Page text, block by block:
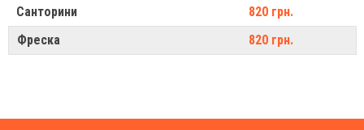
Санторини
820 грн.
Фреска
820 грн.